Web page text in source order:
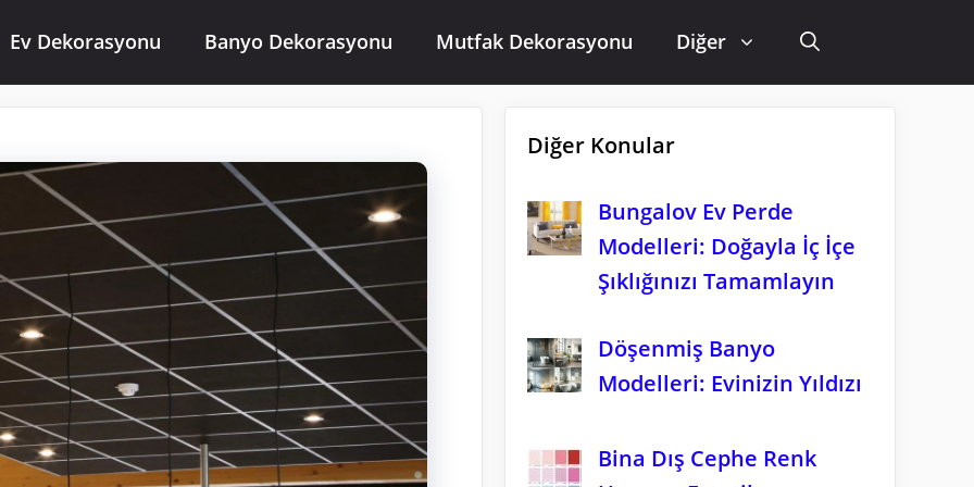
Ev Dekorasyonu Banyo Dekorasyonu Mutfak Dekorasyonu Diğer
Diğer Konular
Bungalov Ev Perde
Modelleri: Doğayla İç İçe
Şıklığınızı Tamamlayın
Döşenmiş Banyo
Modelleri: Evinizin Yıldızı
Bina Dış Cephe Renk